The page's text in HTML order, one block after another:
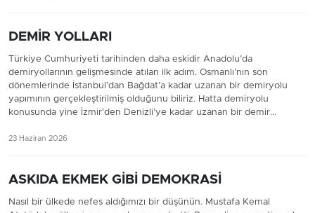
DEMİR YOLLARI
Türkiye Cumhuriyeti tarihinden daha eskidir Anadolu’da
demiryollarının gelişmesinde atılan ilk adım. Osmanlı’nın son
dönemlerinde İstanbul’dan Bağdat’a kadar uzanan bir demiryolu
yapımının gerçekleştirilmiş olduğunu biliriz. Hatta demiryolu
konusunda yine İzmir’den Denizli’ye kadar uzanan bir demir...
23 Haziran 2026
ASKIDA EKMEK GİBİ DEMOKRASİ
Nasıl bir ülkede nefes aldığımızı bir düşünün. Mustafa Kemal